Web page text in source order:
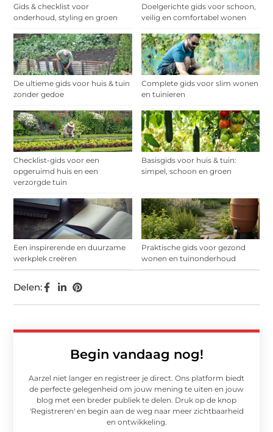
Gids & checklist voor
onderhoud, styling en groen
Doelgerichte gids voor schoon,
veilig en comfortabel wonen
De ultieme gids voor huis & tuin
zonder gedoe
Complete gids voor slim wonen
en tuinieren
Checklist-gids voor een
opgeruimd huis en een
verzorgde tuin
Basisgids voor huis & tuin:
simpel, schoon en groen
Een inspirerende en duurzame
werkplek creëren
Praktische gids voor gezond
wonen en tuinonderhoud
Begin vandaag nog!
Aarzel niet langer en registreer je direct. Ons platform biedt
de perfecte gelegenheid om jouw mening te uiten en jouw
blog met een breder publiek te delen. Druk op de knop
'Registreren' en begin aan de weg naar meer zichtbaarheid
en ontwikkeling.
Delen: